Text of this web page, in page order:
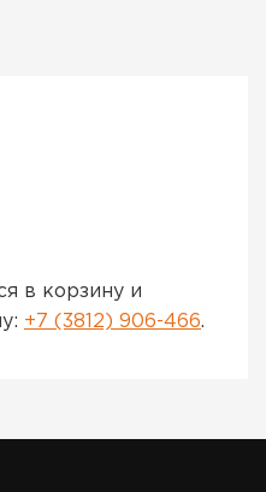
в корзину и
+7 (3812) 906-466.